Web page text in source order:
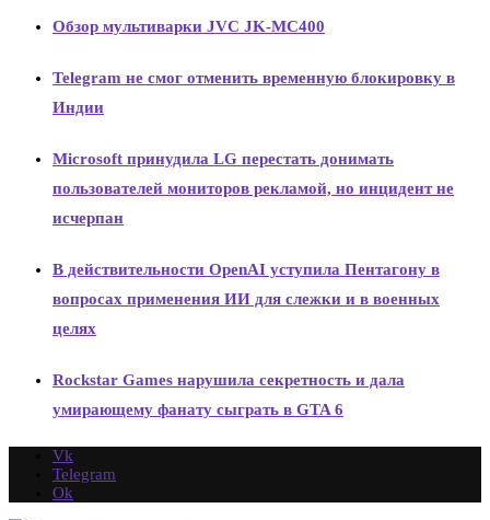
Обзор мультиварки JVC JK-MC400
Telegram не смог отменить временную блокировку в
Индии
Microsoft принудила LG перестать донимать
пользователей мониторов рекламой, но инцидент не
исчерпан
В действительности OpenAI уступила Пентагону в
вопросах применения ИИ для слежки и в военных
целях
Rockstar Games нарушила секретность и дала
умирающему фанату сыграть в GTA 6
Vk
Telegram
Ok